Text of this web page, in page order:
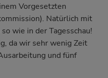
Vorgesetzten
Natürlich mit
wie in der Tagesschau!
da wir sehr wenig Zeit
und fünf